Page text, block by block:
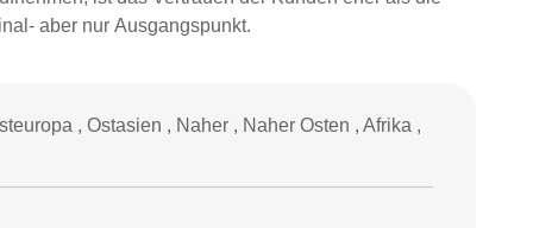
aber nur Ausgangspunkt.
, Ostasien , Naher , Naher Osten , Afrika ,